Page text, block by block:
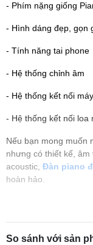
- Phím nặng giống
- Hình dáng đẹp, gọn
- Tính năng tai phone
- Hệ thống chỉnh âm
- Hệ thống kết nối
- Hệ thống kết nối loa
Nếu bạn mong muốn
nhưng có thiết kế,
acoustic, Đàn piano
hoàn hảo.
So sánh với sản